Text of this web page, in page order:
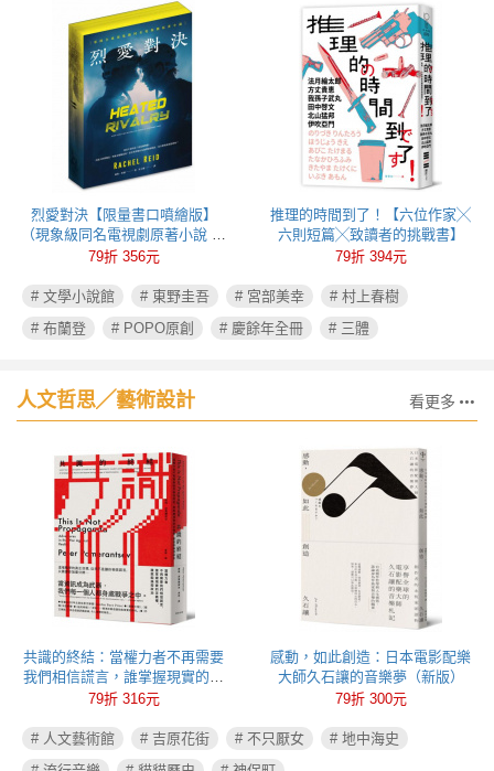
烈愛對決【限量書口噴繪版】
（現象級同名電視劇原著小說 全
球冰球羅曼史狂潮代表作）
79折 356元
推理的時間到了！【六位作家╳
六則短篇╳致讀者的挑戰書】
79折 394元
# 文學小說館 # 東野圭吾 # 宮部美幸
# 村上春樹
# 布蘭登
# POPO原創 # 慶餘年全冊 # 三體
人文哲思╱藝術設計 看更多
共識的終結：當權力者不再需要
我們相信謊言，誰掌握現實的定
義權，誰就能操控政治
79折 316元
感動，如此創造：日本電影配樂
大師久石讓的音樂夢（新版）
79折 300元
# 人文藝術館 # 吉原花街 # 不只厭女
# 地中海史